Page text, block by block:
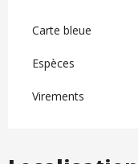
Carte bleue
Espèces
Virements